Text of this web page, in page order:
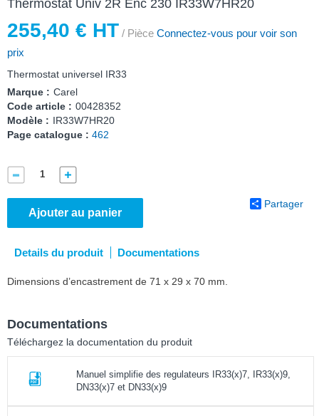
Thermostat Univ 2R Enc 230 IR33W7HR20
255,40 € HT / Pièce Connectez-vous pour voir son
prix
Thermostat universel IR33
Marque : Carel
Code article : 00428352
Modèle : IR33W7HR20
Page catalogue : 462
Ajouter au panier
Partager
Details du produit Documentations
Dimensions d’encastrement de 71 x 29 x 70 mm.
Documentations
Téléchargez la documentation du produit
Manuel simplifie des regulateurs IR33(x)7, IR33(x)9,
DN33(x)7 et DN33(x)9